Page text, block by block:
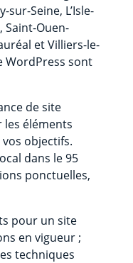
Seine, L’Isle-
Saint-Ouen-
et Villiers-le-
WordPress sont
de site
éléments
objectifs.
dans le 95
ponctuelles,
pour un site
en vigueur ;
techniques